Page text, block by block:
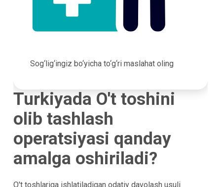
Sog‘lig‘ingiz bo‘yicha to‘g‘ri maslahat oling
Turkiyada O't toshini
olib tashlash
operatsiyasi qanday
amalga oshiriladi?
O't toshlariga ishlatiladigan odatiy davolash usuli